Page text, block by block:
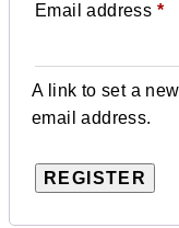
Email address *
A link to set a
email address.
REGISTER